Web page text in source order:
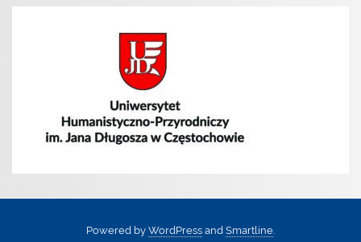
Powered by WordPress and Smartline.